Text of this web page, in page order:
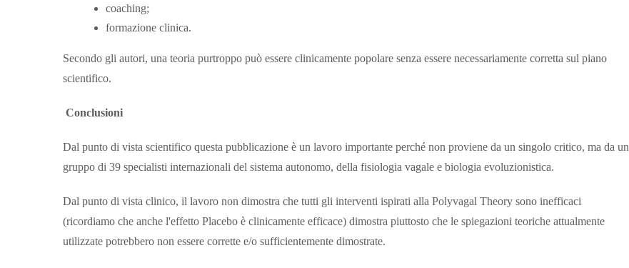
coaching;
formazione clinica.
Secondo gli autori, una teoria purtroppo può essere clinicamente popolare senza essere necessariamente corretta sul piano
scientifico.
Conclusioni
Dal punto di vista scientifico questa pubblicazione è un lavoro importante perché non proviene da un singolo critico, ma da un
gruppo di 39 specialisti internazionali del sistema autonomo, della fisiologia vagale e biologia evoluzionistica.
Dal punto di vista clinico, il lavoro non dimostra che tutti gli interventi ispirati alla Polyvagal Theory sono inefficaci
(ricordiamo che anche l'effetto Placebo è clinicamente efficace) dimostra piuttosto che le spiegazioni teoriche attualmente
utilizzate potrebbero non essere corrette e/o sufficientemente dimostrate.